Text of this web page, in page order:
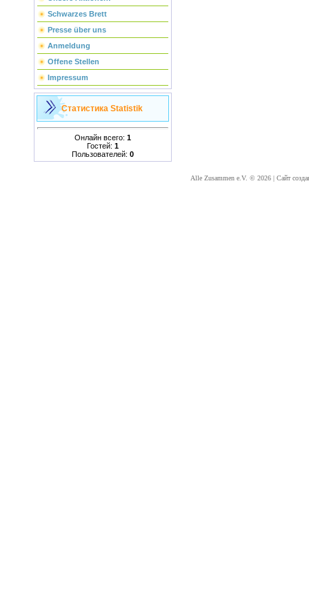
Schwarzes Brett
Presse über uns
Anmeldung
Offene Stellen
Impressum
Статистика Statistik
Онлайн всего: 1
Гостей: 1
Пользователей: 0
Alle Zusammen e.V. © 2026 | Сайт